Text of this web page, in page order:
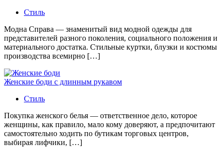
Стиль
Модна Справа — знаменитый вид модной одежды для
представителей разного поколения, социального положения и
материального достатка. Стильные куртки, блузки и костюмы
производства всемирно […]
Женские боди с длинным рукавом
Стиль
Покупка женского белья — ответственное дело, которое
женщины, как правило, мало кому доверяют, а предпочитают
самостоятельно ходить по бутикам торговых центров,
выбирая лифчики, […]